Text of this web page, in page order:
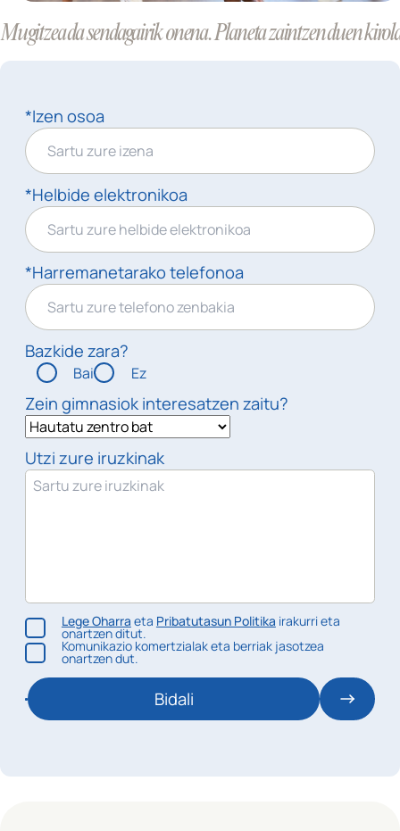
Mugitzea da sendagairik onena. Planeta zaintzen duen
*Izen osoa
*Helbide elektronikoa
*Harremanetarako telefonoa
Bazkide zara?
Bai Ez
Zein gimnasiok interesatzen zaitu?
Utzi zure iruzkinak
Lege Oharra eta Pribatutasun Politika irakurri eta
onartzen ditut.
Komunikazio komertzialak eta berriak jasotzea
onartzen dut.
Bidali